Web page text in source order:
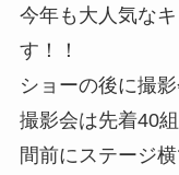
今年も大人気な
す！！
ショーの後に撮
撮影会は先着40
間前にステージ